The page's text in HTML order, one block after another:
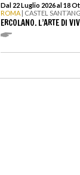
Dal 22 Luglio 2026 al 18
ROMA | CASTEL
ERCOLANO. L’ARTE DI